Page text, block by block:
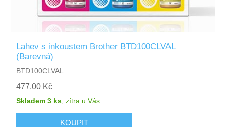
Lahev s inkoustem Brother BTD100CLVAL
(Barevná)
BTD100CLVAL
477,00 Kč
Skladem 3 ks ,zítra u Vás